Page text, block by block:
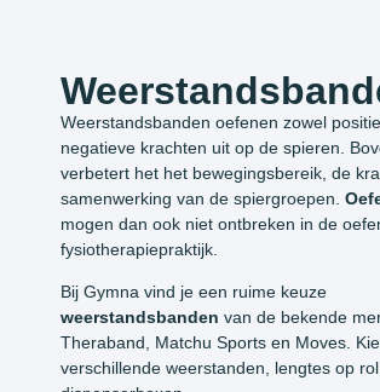
Weerstandsbanden oefenen zowel
negatieve krachten uit op de spieren.
verbetert het het bewegingsbereik, de
samenwerking van de spiergroepen.
mogen dan ook niet ontbreken in de
fysiotherapiepraktijk.
Bij Gymna vind je een ruime keuze
weerstandsbanden van de bekende
Theraband, Matchu Sports en Moves.
verschillende weerstanden, lengtes op